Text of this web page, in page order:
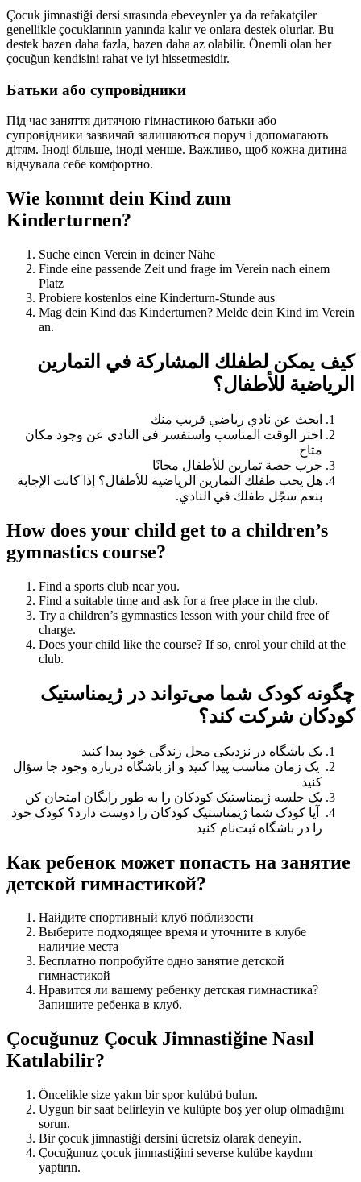
Çocuk jimnastiği dersi sırasında ebeveynler ya da refakatçiler
genellikle çocuklarının yanında kalır ve onlara destek olurlar. Bu
destek bazen daha fazla, bazen daha az olabilir. Önemli olan her
çocuğun kendisini rahat ve iyi hissetmesidir.
Батьки або супровідники
Під час заняття дитячою гімнастикою батьки або
супровідники зазвичай залишаються поруч і допомагають
дітям. Іноді більше, іноді менше. Важливо, щоб кожна дитина
відчувала себе комфортно.
Wie kommt dein Kind zum
Kinderturnen?
Suche einen Verein in deiner Nähe
Finde eine passende Zeit und frage im Verein nach einem
Platz
Probiere kostenlos eine Kinderturn-Stunde aus
Mag dein Kind das Kinderturnen? Melde dein Kind im Verein
an.
كيف يمكن لطفلك المشاركة في التمارين
الرياضية للأطفال؟
ابحث عن نادي رياضي قريب منك
اختر الوقت المناسب واستفسر في النادي عن وجود مكان
متاح
جرب حصة تمارين للأطفال مجانًا
هل يحب طفلك التمارين الرياضية للأطفال؟ إذا كانت الإجابة
بنعم سجّل طفلك في النادي.
How does your child get to a children’s
gymnastics course?
Find a sports club near you.
Find a suitable time and ask for a free place in the club.
Try a children’s gymnastics lesson with your child free of
charge.
Does your child like the course? If so, enrol your child at the
club.
چگونه کودک شما می‌تواند در ژیمناستیک
کودکان شرکت کند؟
یک باشگاه در نزدیکی محل زندگی خود پیدا کنید
یک زمان مناسب پیدا کنید و از باشگاه درباره وجود جا سؤال
کنید
یک جلسه ژیمناستیک کودکان را به طور رایگان امتحان کن
آیا کودک شما ژیمناستیک کودکان را دوست دارد؟ کودک خود
را در باشگاه ثبت‌نام کنید
Как ребенок может попасть на занятие
детской гимнастикой?
Найдите спортивный клуб поблизости
Выберите подходящее время и уточните в клубе
наличие места
Бесплатно попробуйте одно занятие детской
гимнастикой
Нравится ли вашему ребенку детская гимнастика?
Запишите ребенка в клуб.
Çocuğunuz Çocuk Jimnastiğine Nasıl
Katılabilir?
Öncelikle size yakın bir spor kulübü bulun.
Uygun bir saat belirleyin ve kulüpte boş yer olup olmadığını
sorun.
Bir çocuk jimnastiği dersini ücretsiz olarak deneyin.
Çocuğunuz çocuk jimnastiğini severse kulübe kaydını
yaptırın.